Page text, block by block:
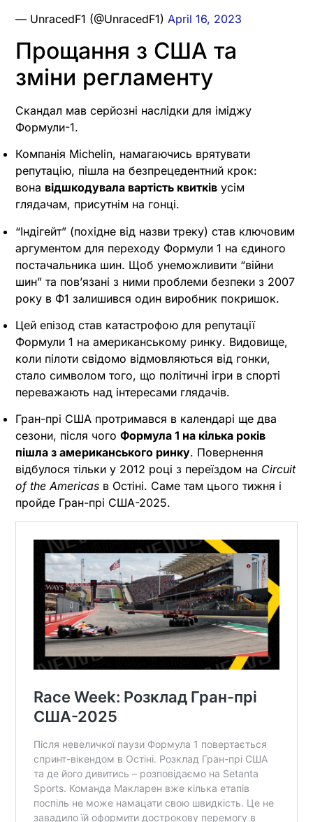
— UnracedF1 (@UnracedF1) April 16, 2023
Прощання з США та
зміни регламенту
Скандал мав серйозні наслідки для іміджу
Формули-1.
Компанія Michelin, намагаючись врятувати
репутацію, пішла на безпрецедентний крок:
вона відшкодувала вартість квитків усім
глядачам, присутнім на гонці.
“Індігейт” (похідне від назви треку) став ключовим
аргументом для переходу Формули 1 на єдиного
постачальника шин. Щоб унеможливити “війни
шин” та пов’язані з ними проблеми безпеки з 2007
року в Ф1 залишився один виробник покришок.
Цей епізод став катастрофою для репутації
Формули 1 на американському ринку. Видовище,
коли пілоти свідомо відмовляються від гонки,
стало символом того, що політичні ігри в спорті
переважають над інтересами глядачів.
Гран-прі США протримався в календарі ще два
сезони, після чого Формула 1 на кілька років
пішла з американського ринку. Повернення
відбулося тільки у 2012 році з переїздом на Circuit
of the Americas в Остіні. Саме там цього тижня і
пройде Гран-прі США-2025.